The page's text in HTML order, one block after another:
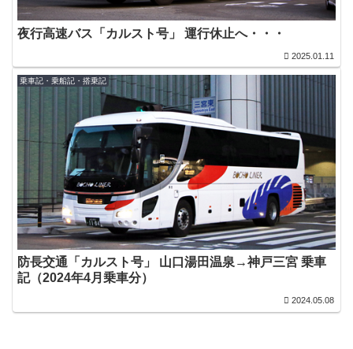
夜行高速バス「カルスト号」 運行休止へ・・・
2025.01.11
乗車記・乗船記・搭乗記
防長交通「カルスト号」 山口湯田温泉→神戸三宮 乗車
記（2024年4月乗車分）
2024.05.08